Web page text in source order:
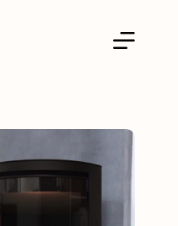
aan winkelwagen